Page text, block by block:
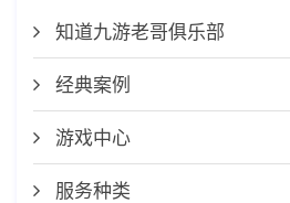
知道九游老哥俱乐部
经典案例
游戏中心
服务种类